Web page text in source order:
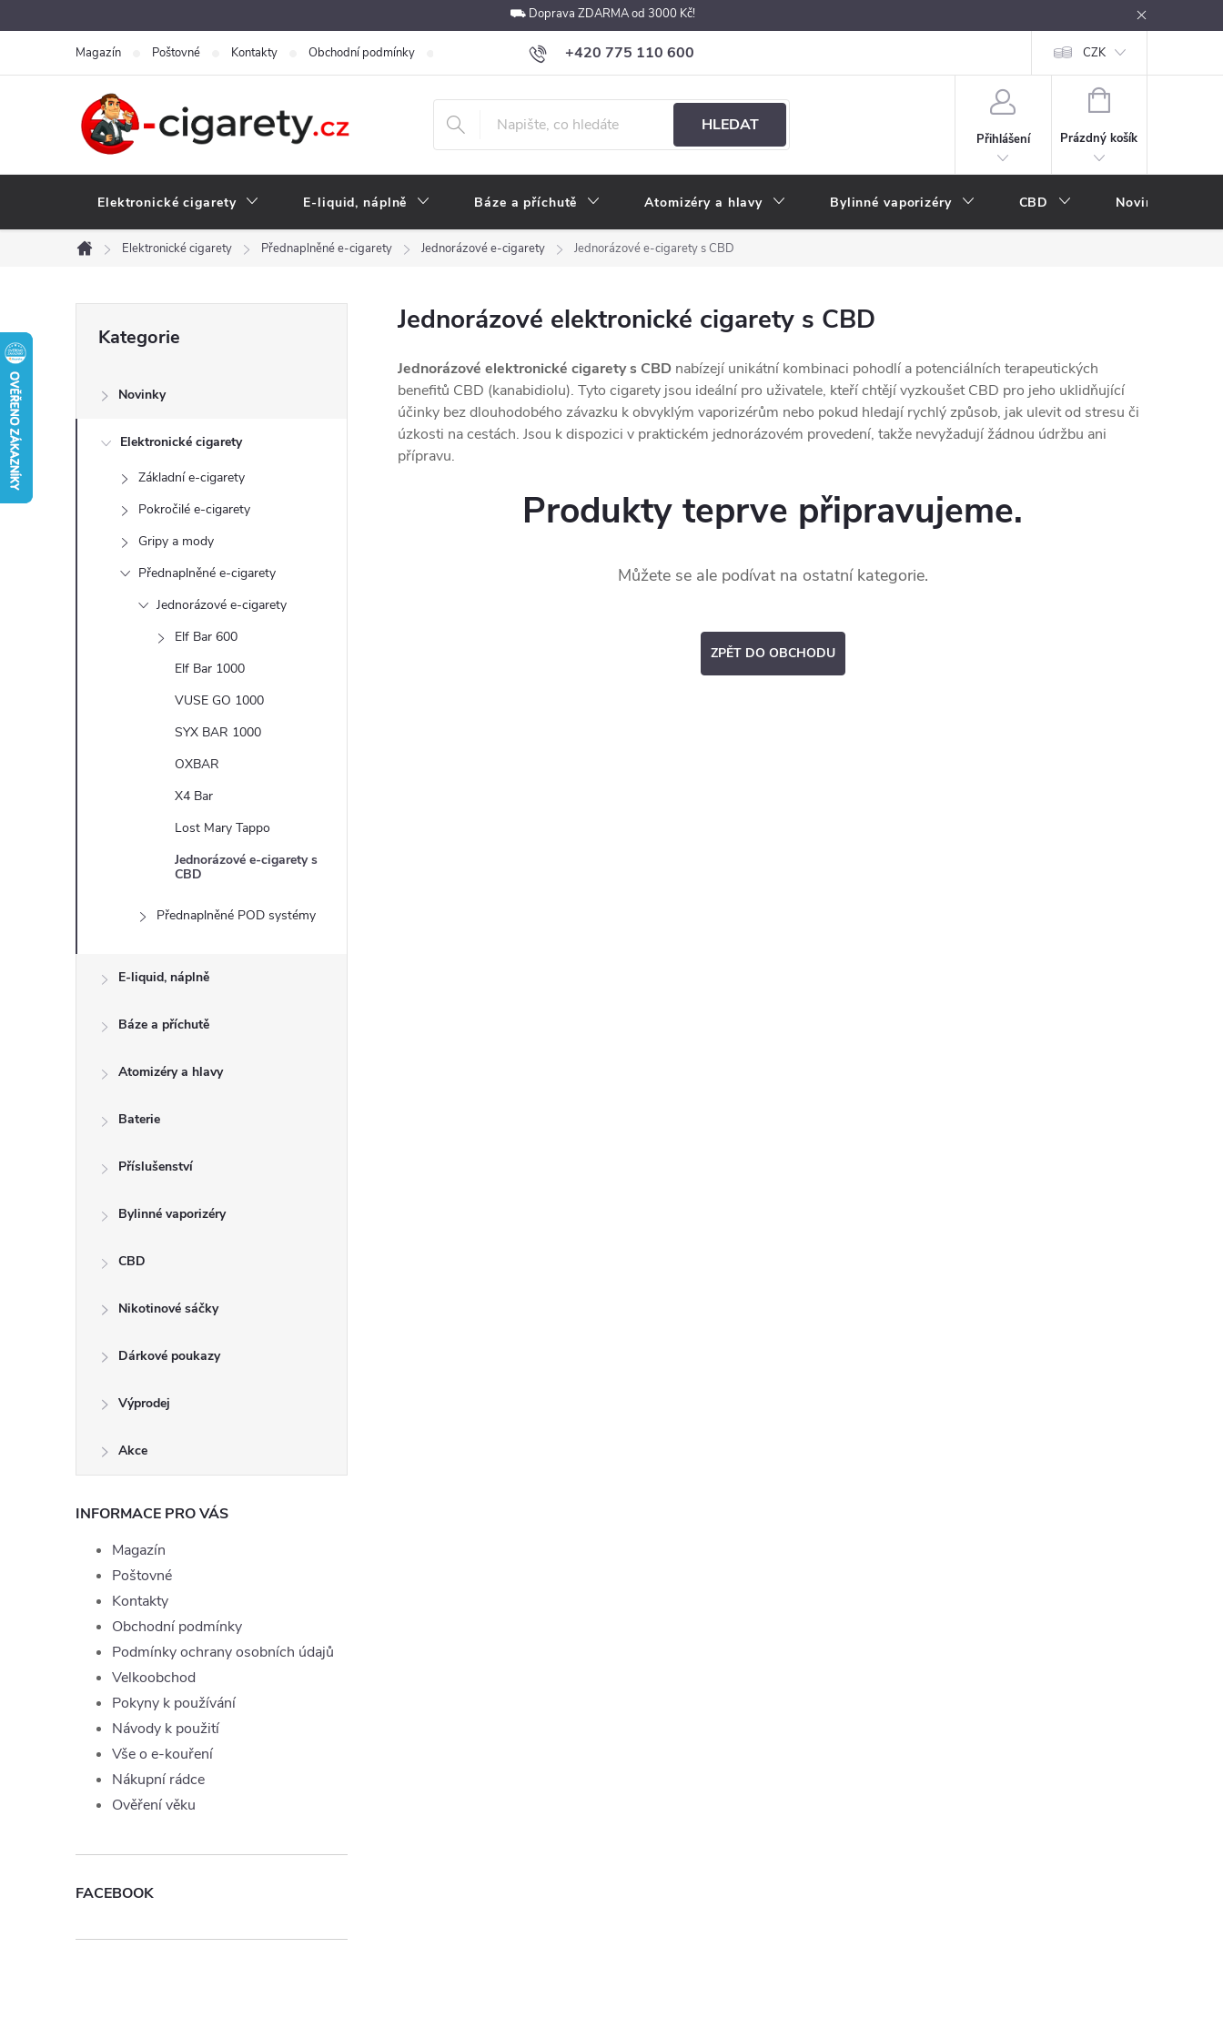
na
⛟ Doprava ZDARMA od 3000 Kč!
+420 775 110 600
obchod@e-cigarety.cz
Magazín Poštovné Kontakty Obchodní podmínky Podmínky ochrany osobních údajů Velkoobchod Vše o e-kouření Nákupní rádce
CZK
HLEDAT
Přihlášení
NÁKUPNÍ
Prázdný košík
Elektronické cigarety E-liquid, náplně Báze a příchutě Atomizéry a hlavy Bylinné vaporizéry CBD Novinky
Domů
Elektronické cigarety Přednaplněné e-cigarety Jednorázové e-cigarety Jednorázové e-cigarety s CBD
s
kategorie
Kategorie
Novinky
Elektronické cigarety
Základní e-cigarety
Pokročilé e-cigarety
Gripy a mody
Přednaplněné e-cigarety
Jednorázové e-cigarety
Elf Bar 600
Elf Bar 1000
VUSE GO 1000
SYX BAR 1000
OXBAR
X4 Bar
Lost Mary Tappo
Jednorázové e-cigarety s
CBD
Přednaplněné POD systémy
E-liquid, náplně
Báze a příchutě
Atomizéry a hlavy
Baterie
Příslušenství
Bylinné vaporizéry
CBD
Nikotinové sáčky
Dárkové poukazy
Výprodej
Akce
INFORMACE PRO VÁS
Magazín
Poštovné
Kontakty
Obchodní podmínky
Podmínky ochrany osobních údajů
Velkoobchod
Pokyny k používání
Návody k použití
Vše o e-kouření
Nákupní rádce
Ověření věku
FACEBOOK
Jednorázové elektronické cigarety s CBD
Jednorázové elektronické cigarety s CBD nabízejí unikátní kombinaci pohodlí a potenciálních terapeutických
benefitů CBD (kanabidiolu). Tyto cigarety jsou ideální pro uživatele, kteří chtějí vyzkoušet CBD pro jeho uklidňující
účinky bez dlouhodobého závazku k obvyklým vaporizérům nebo pokud hledají rychlý způsob, jak ulevit od stresu či
úzkosti na cestách. Jsou k dispozici v praktickém jednorázovém provedení, takže nevyžadují žádnou údržbu ani
přípravu.
Produkty teprve připravujeme.
Můžete se ale podívat na ostatní kategorie.
ZPĚT DO OBCHODU